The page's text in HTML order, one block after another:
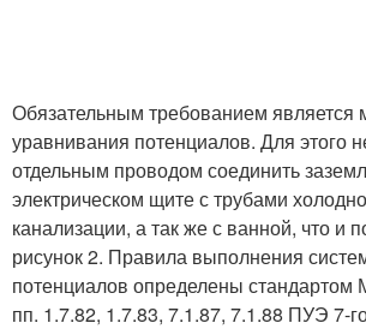
Обязательным требованием является
уравнивания потенциалов. Для этого
отдельным проводом соединить
электрическом щите с трубами
канализации, а так же с ванной, что и
рисунок 2. Правила выполнения
потенциалов определены стандартом
пп. 1.7.82, 1.7.83, 7.1.87, 7.1.88 ПУЭ 7-